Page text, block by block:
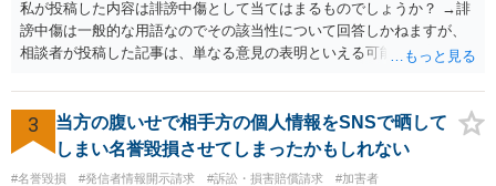
私が投稿した内容は誹謗中傷として当てはまるものでしょうか？ →誹
謗中傷は一般的な用語なのでその該当性について回答しかねますが、
相談者が投稿した記事は、単なる意見の表明といえる可能性が高く、
て、開示請求が認められたり、民事裁判や刑事裁判に発展しうるもの
でしょうか？ →権利侵害や、名誉毀損・侮辱に該当する可能性が低い
ため、民事裁判や刑事裁判に発展することはあまり考えられないよう
に思われます。
3
当方の腹いせで相手方の個人情報をSNSで晒して
しまい名誉毀損させてしまったかもしれない
#名誉毀損 #発信者情報開示請求 #訴訟・損害賠償請求
#加害者